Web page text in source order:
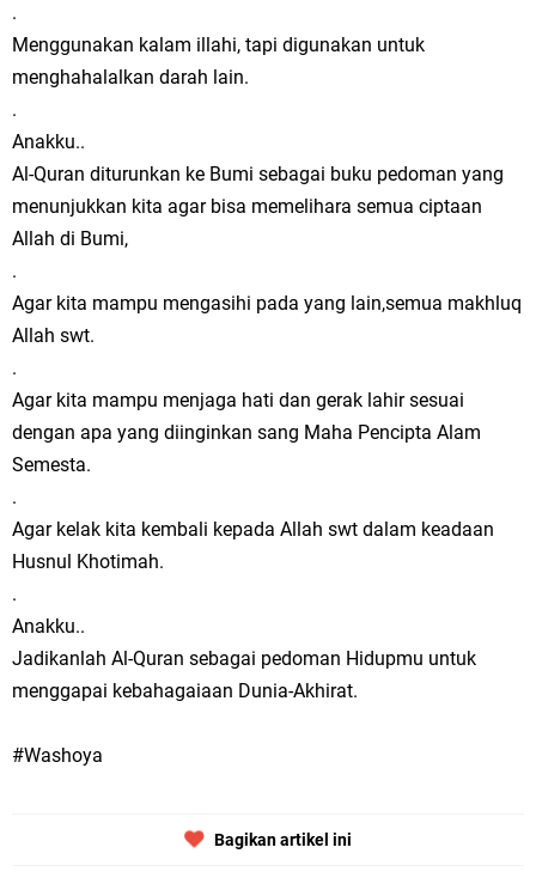
.
Menggunakan kalam illahi, tapi digunakan untuk
menghahalalkan darah lain.
.
Anakku..
Al-Quran diturunkan ke Bumi sebagai buku pedoman yang
menunjukkan kita agar bisa memelihara semua ciptaan
Allah di Bumi,
.
Agar kita mampu mengasihi pada yang lain,semua makhluq
Allah swt.
.
Agar kita mampu menjaga hati dan gerak lahir sesuai
dengan apa yang diinginkan sang Maha Pencipta Alam
Semesta.
.
Agar kelak kita kembali kepada Allah swt dalam keadaan
Husnul Khotimah.
.
Anakku..
Jadikanlah Al-Quran sebagai pedoman Hidupmu untuk
menggapai kebahagaiaan Dunia-Akhirat.
#Washoya
Bagikan artikel ini